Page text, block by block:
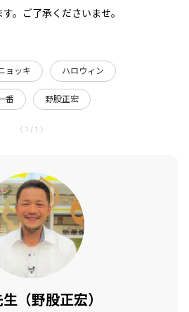
。ご了承くださいませ。
ョッキ ハロウィン
番 野股正宏
〈 1 / 1 〉
（野股正宏）